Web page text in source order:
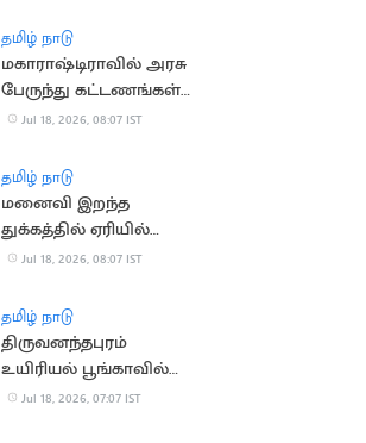
தமிழ் நாடு
மகாராஷ்டிராவில் அரசு
பேருந்து கட்டணங்கள்
உயர்வு
Jul 18, 2026, 08:07 IST
தமிழ் நாடு
மனைவி இறந்த
துக்கத்தில் ஏரியில்
குதித்து தற்கொலை
மீட்பு
Jul 18, 2026, 08:07 IST
தமிழ் நாடு
திருவனந்தபுரம்
உயிரியல் பூங்காவில்
நீலகிரி கருங்குரங்கு
Jul 18, 2026, 07:07 IST